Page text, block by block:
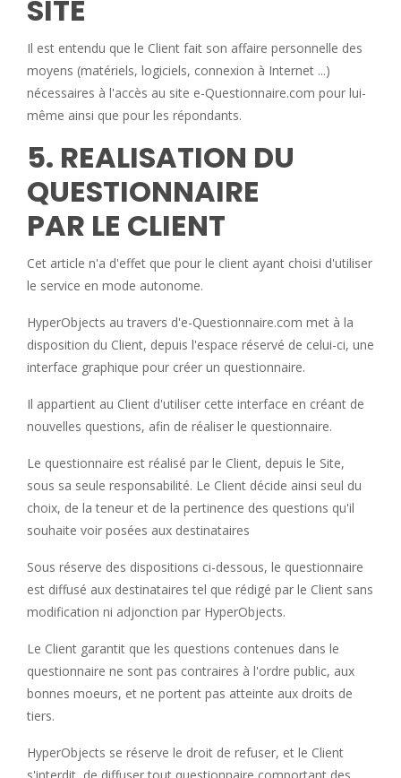
SITE
Il est entendu que le Client fait son affaire personnelle des
moyens (matériels, logiciels, connexion à Internet ...)
nécessaires à l'accès au site e-Questionnaire.com pour lui-
même ainsi que pour les répondants.
5. REALISATION DU
QUESTIONNAIRE
PAR LE CLIENT
Cet article n'a d'effet que pour le client ayant choisi d'utiliser
le service en mode autonome.
HyperObjects au travers d'e-Questionnaire.com met à la
disposition du Client, depuis l'espace réservé de celui-ci, une
interface graphique pour créer un questionnaire.
Il appartient au Client d'utiliser cette interface en créant de
nouvelles questions, afin de réaliser le questionnaire.
Le questionnaire est réalisé par le Client, depuis le Site,
sous sa seule responsabilité. Le Client décide ainsi seul du
choix, de la teneur et de la pertinence des questions qu'il
souhaite voir posées aux destinataires
Sous réserve des dispositions ci-dessous, le questionnaire
est diffusé aux destinataires tel que rédigé par le Client sans
modification ni adjonction par HyperObjects.
Le Client garantit que les questions contenues dans le
questionnaire ne sont pas contraires à l'ordre public, aux
bonnes moeurs, et ne portent pas atteinte aux droits de
tiers.
HyperObjects se réserve le droit de refuser, et le Client